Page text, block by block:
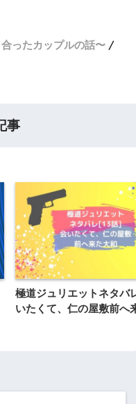
ったカップルの話〜
事
極道ジュリエットネタバ
いたくて、仁の屋敷前へ